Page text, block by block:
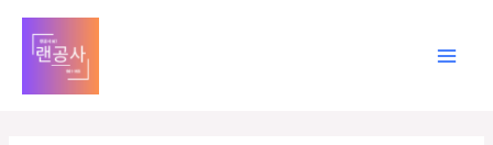
색